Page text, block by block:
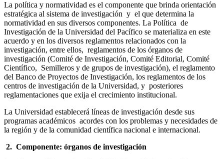
La política y normatividad es el componente que brinda orientación
estratégica al sistema de investigación y el que determina la
normatividad en sus diversos componentes. La Política de
Investigación de la Universidad del Pacífico se materializa en este
acuerdo y en los diversos reglamentos relacionados con la
investigación, entre ellos, reglamentos de los órganos de
investigación (Comité de Investigación, Comité Editorial, Comité
Científico, Semilleros y de grupos de investigación), el reglamento
del Banco de Proyectos de Investigación, los reglamentos de los
centros de investigación de la Universidad, y posteriores
reglamentaciones que exija el crecimiento institucional.
La Universidad establecerá líneas de investigación desde sus
programas académicos acordes con los problemas y necesidades de
la región y de la comunidad científica nacional e internacional.
2. Componente: órganos de investigación